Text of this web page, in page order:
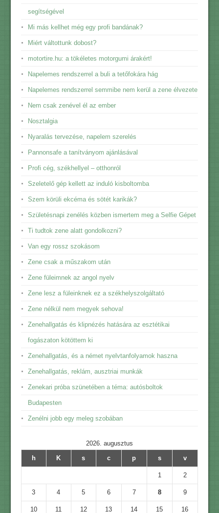
segítségével
Mi más kellhet még egy profi bandának?
Miért váltottunk dobost?
motortire.hu: a tökéletes motorgumi árakért!
Napelemes rendszerrel a buli a tetőfokára hág
Napelemes rendszerrel semmibe nem kerül a zene élvezete
Nem csak zenével él az ember
Nosztalgia
Nyaralás tervezése, napelem szerelés
Pannonsafe a tanítványom ajánlásával
Profi cég, székhellyel – otthonról
Szeletelő gép kellett az induló kisboltomba
Szem körüli ekcéma és sötét karikák?
Születésnapi zenélés közben ismertem meg a Selfie Gépet
Ti tudtok zene alatt gondolkozni?
Van egy rossz szokásom
Zene csak a műszakom után
Zene füleimnek az angol nyelv
Zene lesz a füleinknek ez a székhelyszolgáltató
Zene nélkül nem megyek sehova!
Zenehallgatás és klipnézés hatására az esztétikai
fogászaton kötöttem ki
Zenehallgatás, és a német nyelvtanfolyamok haszna
Zenehallgatás, reklám, ausztriai munkák
Zenekari próba szünetében a téma: autósboltok
Budapesten
Zenélni jobb egy meleg szobában
2026. augusztus
h
K s c p s v
1 2
3 4 5 6 7 8 9
10 11 12 13 14 15 16